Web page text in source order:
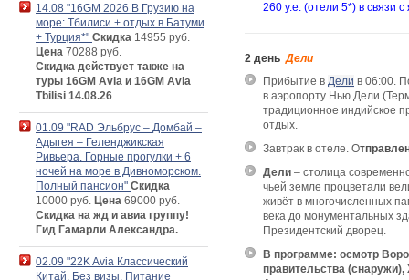
260 y.e. (отели 5*) в связи
2 день Дели
Прибытие в Дели в 06:00.
в аэропорту Нью Дели
традиционное индийское
отдых.
Завтрак в отеле. О
Дели – столица
чьей земле процветали
живёт в многочисленных
века до монументальных
Президентский дворец.
В программе: осмотр
правительства
14.08 "16GM 2026 В Грузию на
море: Тбилиси + отдых в Батуми
+ Турция*" Скидка 14955 руб.
Цена 70288 руб.
Скидка действует также на
туры 16GM Avia и 16GM Avia
Tbilisi 14.08.26
01.09 "RAD Эльбрус – Домбай –
Адыгея – Геленджикская
Ривьера. Горные прогулки + 6
ночей на море в Дивноморском.
Полный пансион" Скидка
10000 руб. Цена 69000 руб.
Скидка на жд и авиа группу!
Гид Гамарли Александра.
02.09 "22K Avia Классический
Китай. Без визы. Питание